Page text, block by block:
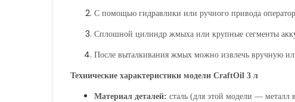
С помощью гидравлики или ручного привода
Сплошной цилиндр жмыха или крупные сегменты
После выталкивания жмых можно извлечь вручную
Технические характеристики модели CraftOil 3 л
Материал деталей: сталь (для этой модели — металл